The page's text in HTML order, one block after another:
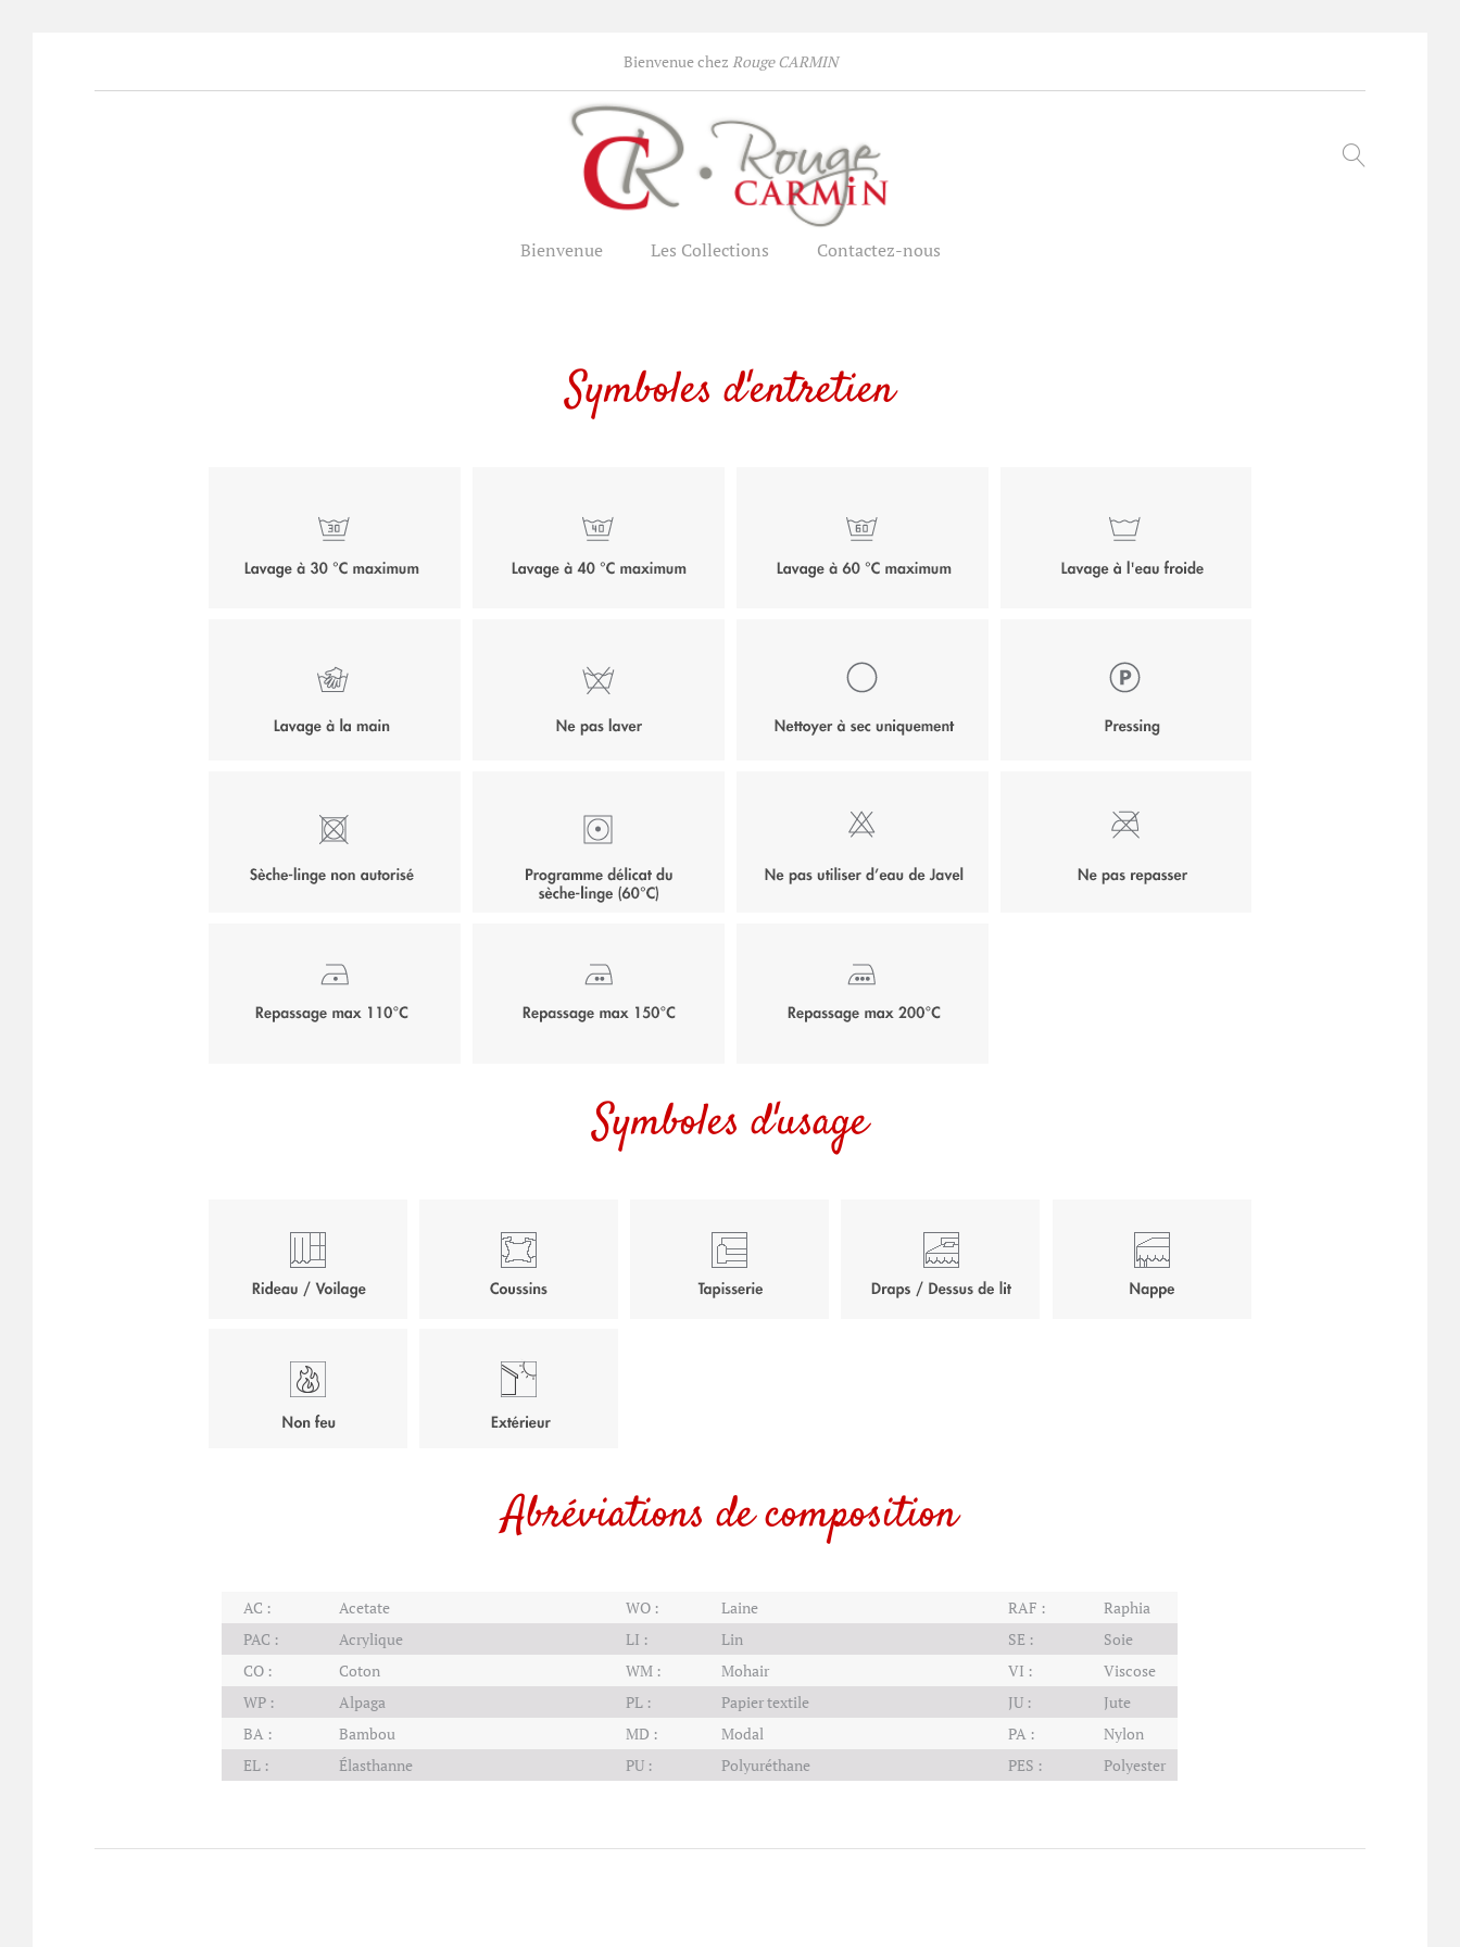
Bienvenue chez Rouge CARMIN
Bienvenue Les Collections Contactez-nous
Symboles d'entretien
Symboles d'usage
Abréviations de composition
AC : Acetate WO : Laine RAF :
Raphia
PAC :
Acrylique LI : Lin SE :
Soie
CO :
Coton WM : Mohair VI :
Viscose
WP :
Alpaga PL : Papier textile JU :
Jute
BA :
Bambou MD : Modal PA :
Nylon
EL :
Élasthanne PU : Polyuréthane PES : Polyester